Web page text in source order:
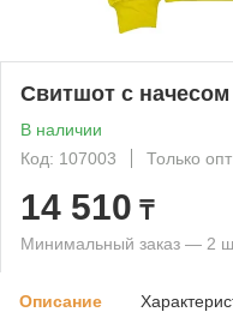
Свитшот с начесом
В наличии
Код: 107003
Только опт
14 510 ₸
Минимальный заказ — 2
Описание